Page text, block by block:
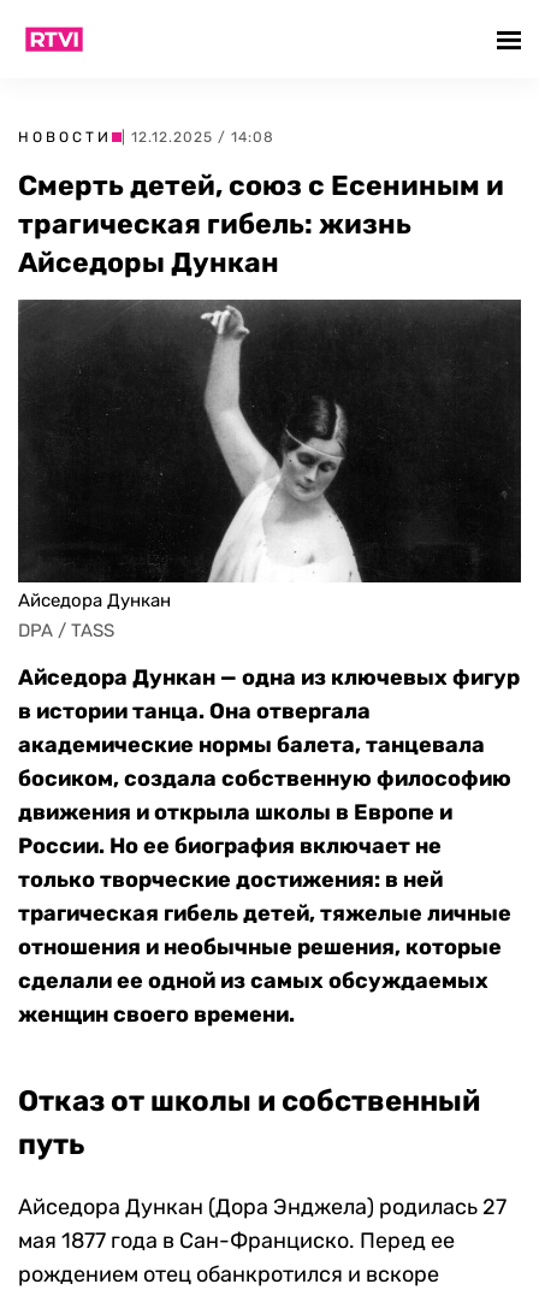
НОВОСТИ | 12.12.2025 / 14:08
Смерть детей, союз с Есениным и
трагическая гибель: жизнь
Айседоры Дункан
Айседора Дункан
DPA / TASS
Айседора Дункан — одна из ключевых фигур
в истории танца. Она отвергала
академические нормы балета, танцевала
босиком, создала собственную философию
движения и открыла школы в Европе и
России. Но ее биография включает не
только творческие достижения: в ней
трагическая гибель детей, тяжелые личные
отношения и необычные решения, которые
сделали ее одной из самых обсуждаемых
женщин своего времени.
Отказ от школы и собственный
путь
Айседора Дункан (Дора Энджела) родилась 27
мая 1877 года в Сан-Франциско. Перед ее
рождением отец обанкротился и вскоре